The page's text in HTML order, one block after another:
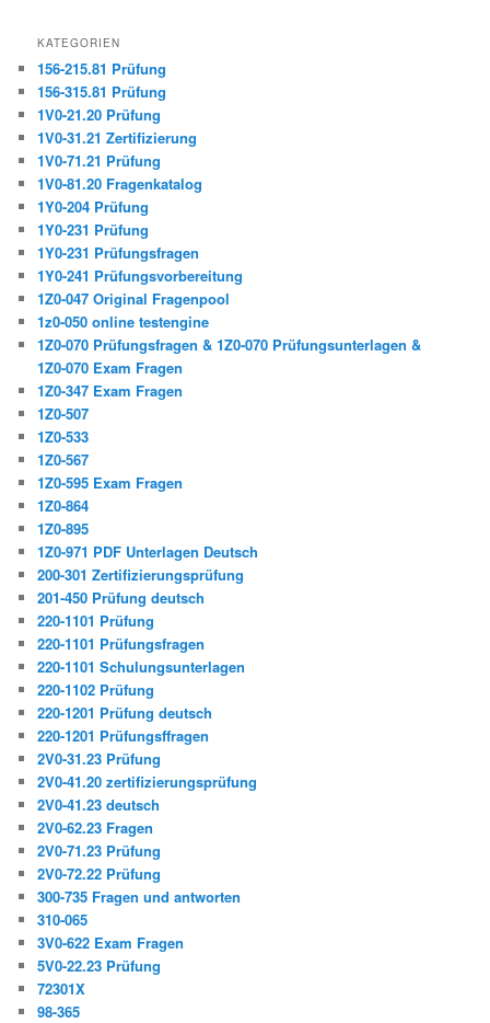
KATEGORIEN
156-215.81 Prüfung
156-315.81 Prüfung
1V0-21.20 Prüfung
1V0-31.21 Zertifizierung
1V0-71.21 Prüfung
1V0-81.20 Fragenkatalog
1Y0-204 Prüfung
1Y0-231 Prüfung
1Y0-231 Prüfungsfragen
1Y0-241 Prüfungsvorbereitung
1Z0-047 Original Fragenpool
1z0-050 online testengine
1Z0-070 Prüfungsfragen & 1Z0-070 Prüfungsunterlagen &
1Z0-070 Exam Fragen
1Z0-347 Exam Fragen
1Z0-507
1Z0-533
1Z0-567
1Z0-595 Exam Fragen
1Z0-864
1Z0-895
1Z0-971 PDF Unterlagen Deutsch
200-301 Zertifizierungsprüfung
201-450 Prüfung deutsch
220-1101 Prüfung
220-1101 Prüfungsfragen
220-1101 Schulungsunterlagen
220-1102 Prüfung
220-1201 Prüfung deutsch
220-1201 Prüfungsffragen
2V0-31.23 Prüfung
2V0-41.20 zertifizierungsprüfung
2V0-41.23 deutsch
2V0-62.23 Fragen
2V0-71.23 Prüfung
2V0-72.22 Prüfung
300-735 Fragen und antworten
310-065
3V0-622 Exam Fragen
5V0-22.23 Prüfung
72301X
98-365